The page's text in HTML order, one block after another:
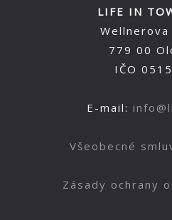
LIFE IN
Wellnerova
779 00
IČO
E-mail:
Všeobecné
Zásady ochrany